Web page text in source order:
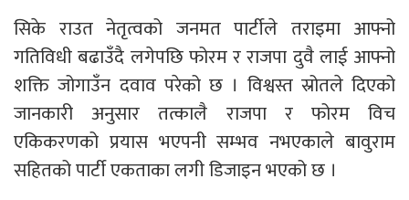
सिके राउत नेतृत्वको जनमत पार्टीले तराइमा आफ्नो
गतिविधी बढाउँदै लगेपछि फोरम र राजपा दुवै लाई आफ्नो
शक्ति जोगाउँन दवाव परेको छ । विश्वस्त स्रोतले दिएको
जानकारी अनुसार तत्कालै राजपा र फोरम विच
एकिकरणको प्रयास भएपनी सम्भव नभएकाले बावुराम
सहितको पार्टी एकताका लगी डिजाइन भएको छ ।